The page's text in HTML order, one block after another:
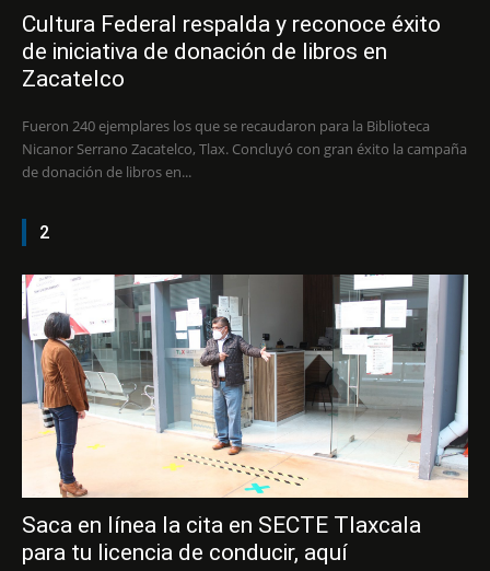
Cultura Federal respalda y reconoce éxito
de iniciativa de donación de libros en
Zacatelco
Fueron 240 ejemplares los que se recaudaron para la Biblioteca
Nicanor Serrano Zacatelco, Tlax. Concluyó con gran éxito la campaña
de donación de libros en...
2
Saca en línea la cita en SECTE Tlaxcala
para tu licencia de conducir, aquí